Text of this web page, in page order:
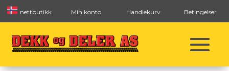
nettbutikk Min konto Handlekurv Betingelser